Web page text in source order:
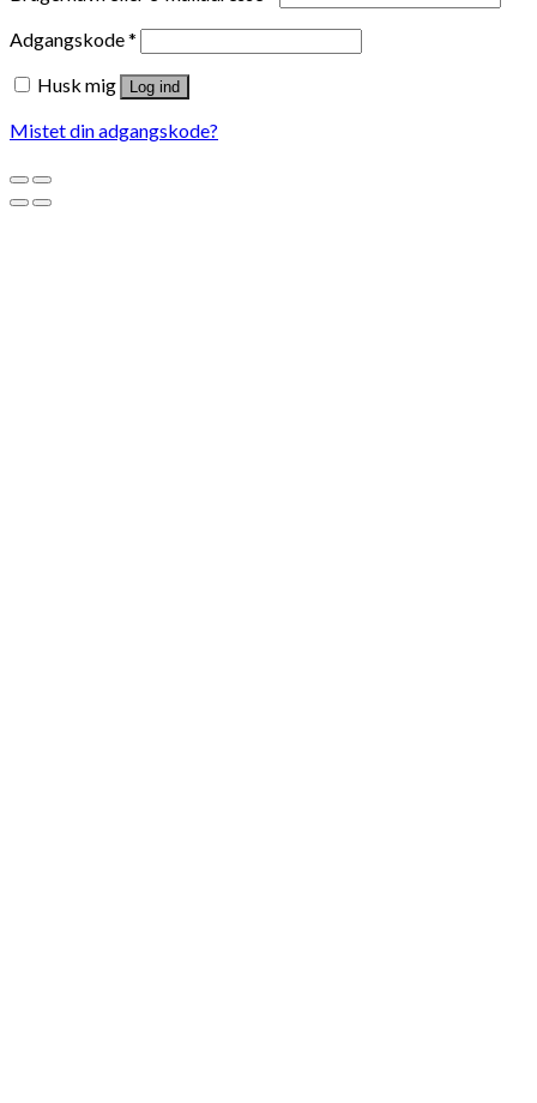
Adgangskode*
Husk mig
Log ind
Mistet din adgangskode?